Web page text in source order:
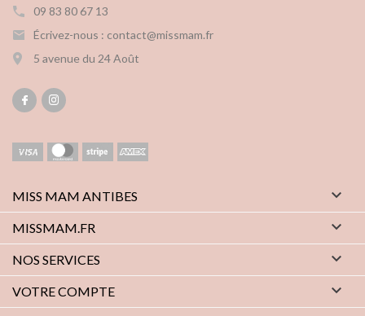
09 83 80 67 13
Écrivez-nous : contact@missmam.fr
5 avenue du 24 Août
MISS MAM ANTIBES 
MISSMAM.FR 
NOS SERVICES 
VOTRE COMPTE 